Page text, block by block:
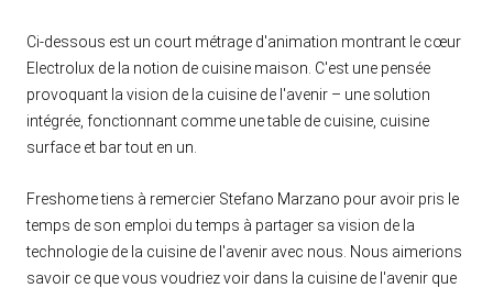
Ci-dessous est un court métrage d'animation montrant le cœur
Electrolux de la notion de cuisine maison. C'est une pensée
provoquant la vision de la cuisine de l'avenir – une solution
intégrée, fonctionnant comme une table de cuisine, cuisine
surface et bar tout en un.
Freshome tiens à remercier Stefano Marzano pour avoir pris le
temps de son emploi du temps à partager sa vision de la
technologie de la cuisine de l'avenir avec nous. Nous aimerions
savoir ce que vous voudriez voir dans la cuisine de l'avenir que